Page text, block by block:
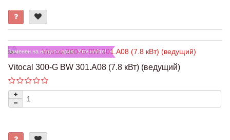
Заменен на новую серию. Уточняйте!
Vitocal 300-G BW 301.A08 (7.8 кВт) (ведущий)